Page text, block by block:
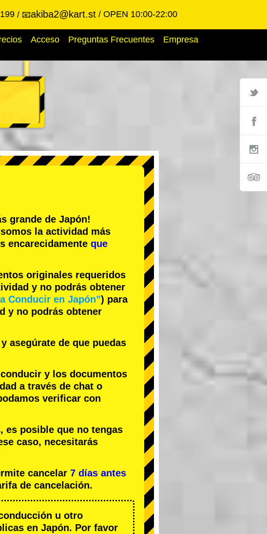
📧akiba2@kart.st OPEN 10:00-22:00
Acceso Preguntas Frecuentes
Empresa
grande de Japón!
la actividad más
encarecidamente que
originales requeridos
y no podrás obtener
Conducir en Japón”) para
y no podrás obtener
asegúrate de que puedas
y los documentos
a través de chat o
verificar con
es posible que no tengas
caso, necesitarás
cancelar 7 días antes
de cancelación.
u otro
en Japón. Por favor